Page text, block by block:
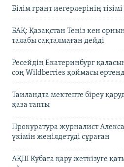
Білім грант иегерлерінің
БАҚ: Қазақстан Теңіз кен
талабы сақталмаған дейді
Ресейдің Екатеринбург
соң Wildberries қоймасы
Таиландта мектепте біреу
қаза тапты
Прокуратура журналист
үкімін жеңілдетуді сұраған
АҚШ Кубаға қару жеткізуге